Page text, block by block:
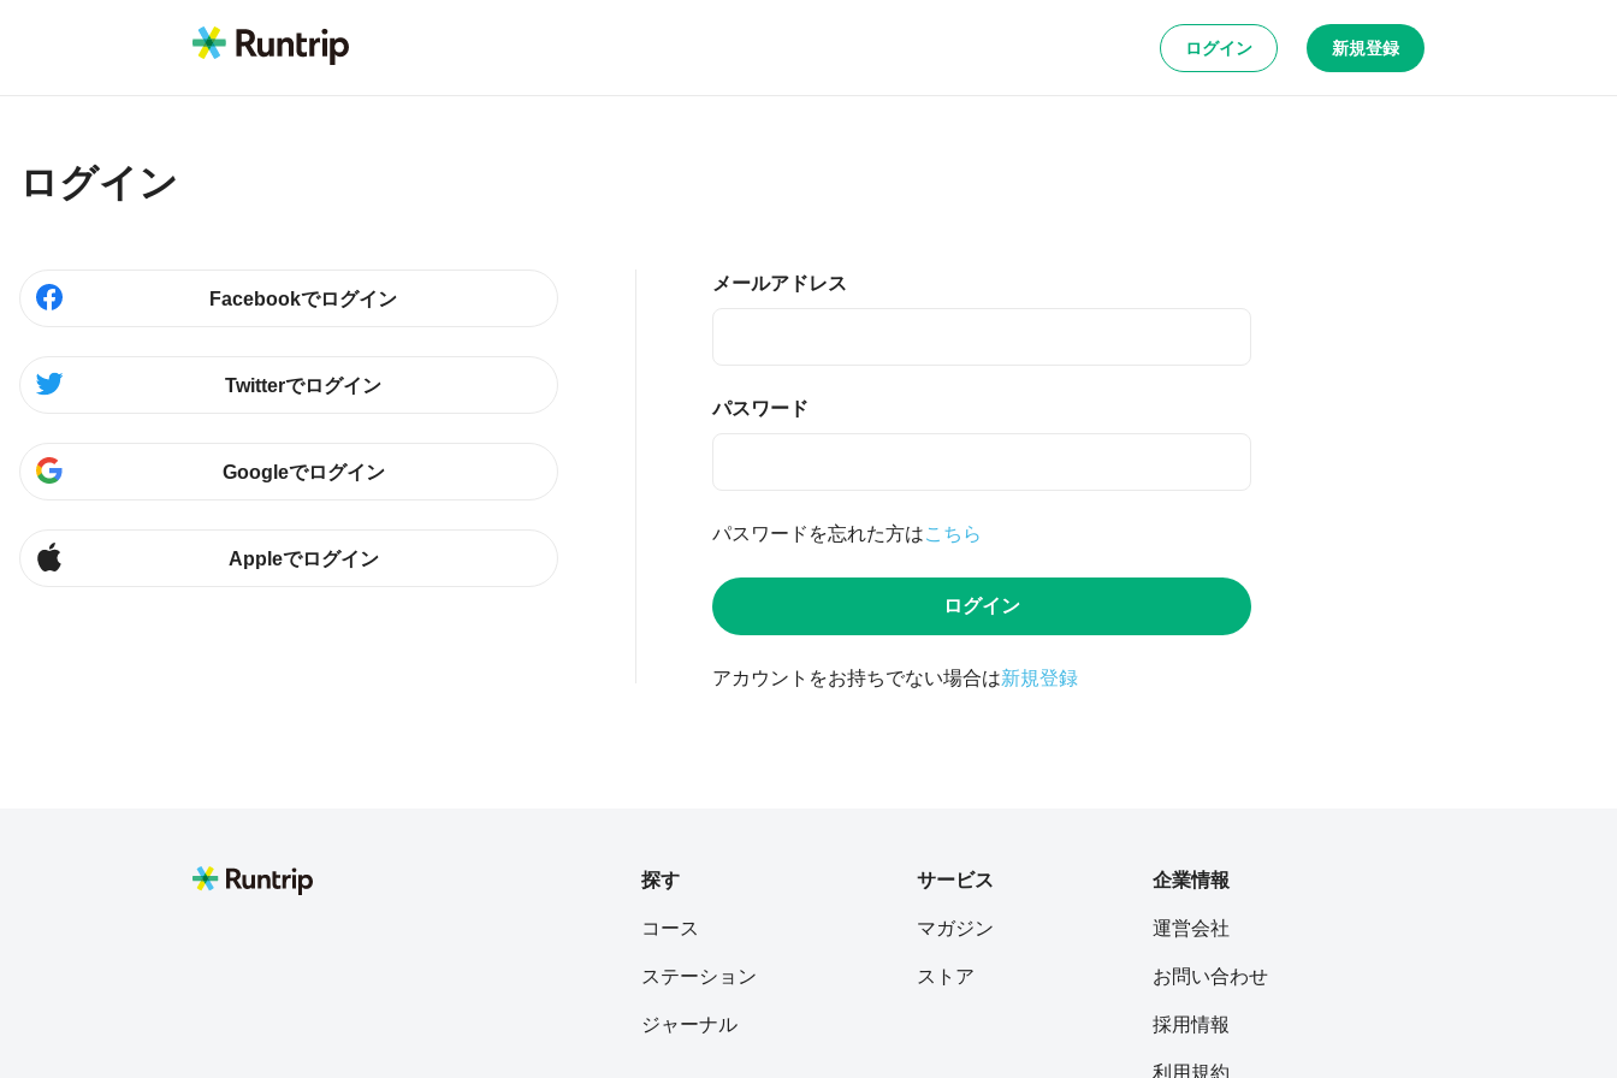
ログイン 新規登録
ログイン
Facebookでログイン
Twitterでログイン
Googleでログイン
Appleでログイン
メールアドレス
パスワード
パスワードを忘れた方はこちら
ログイン
アカウントをお持ちでない場合は新規登録
探す
コース
ステーション
ジャーナル
サービス
マガジン
ストア
企業情報
運営会社
お問い合わせ
採用情報
利用規約